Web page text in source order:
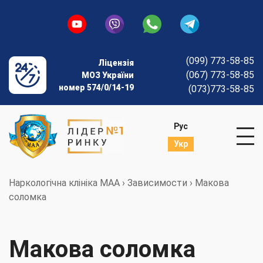
Ліцензія
МОЗ України
номер 574/0/14-19
(099) 773-58-85
(067) 773-58-85
(073)773-58-85
Рус
Укр
Наркологічна клініка МАА › Зависимости › Макова
соломка
Макова соломка